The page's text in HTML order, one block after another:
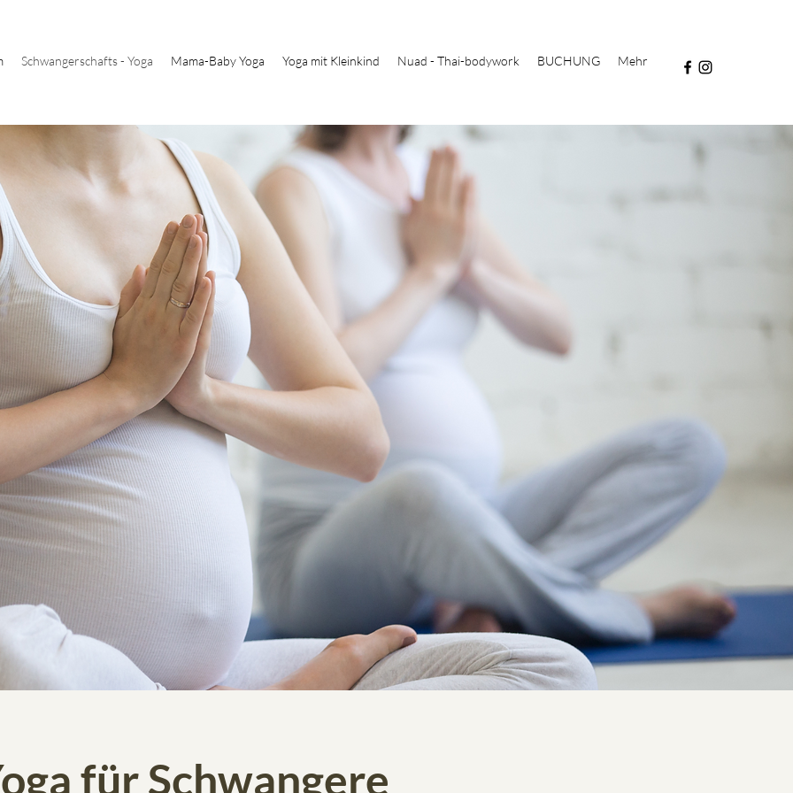
Schwangerschafts - Yoga Mama-Baby Yoga Yoga mit Kleinkind Nuad - Thai-bodywork BUCHUNG Mehr
für Schwangere